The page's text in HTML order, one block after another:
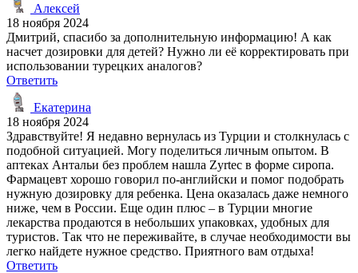
Алексей
18 ноября 2024
Дмитрий, спасибо за дополнительную информацию! А как
насчет дозировки для детей? Нужно ли её корректировать при
использовании турецких аналогов?
Ответить
Екатерина
18 ноября 2024
Здравствуйте! Я недавно вернулась из Турции и столкнулась с
подобной ситуацией. Могу поделиться личным опытом. В
аптеках Антальи без проблем нашла Zyrtec в форме сиропа.
Фармацевт хорошо говорил по-английски и помог подобрать
нужную дозировку для ребенка. Цена оказалась даже немного
ниже, чем в России. Еще один плюс – в Турции многие
лекарства продаются в небольших упаковках, удобных для
туристов. Так что не переживайте, в случае необходимости вы
легко найдете нужное средство. Приятного вам отдыха!
Ответить